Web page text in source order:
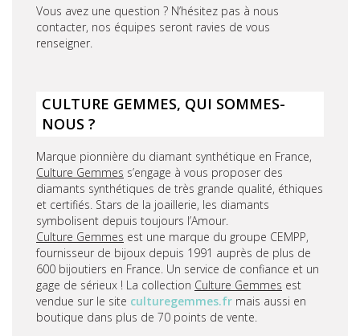
Vous avez une question ? N’hésitez pas à nous
contacter, nos équipes seront ravies de vous
renseigner.
CULTURE GEMMES, QUI SOMMES-
NOUS ?
Marque pionnière du diamant synthétique en France,
Culture Gemmes s’engage à vous proposer des
diamants synthétiques de très grande qualité, éthiques
et certifiés. Stars de la joaillerie, les diamants
symbolisent depuis toujours l’Amour.
Culture Gemmes est une marque du groupe CEMPP,
fournisseur de bijoux depuis 1991 auprès de plus de
600 bijoutiers en France. Un service de confiance et un
gage de sérieux ! La collection Culture Gemmes est
vendue sur le site culturegemmes.fr mais aussi en
boutique dans plus de 70 points de vente.